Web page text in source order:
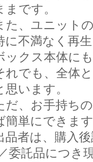
まです。
た、ユニット
に不満なく再
ックス本体に
れでも、全体
思います。
だ、お手持ち
簡単にできま
品者は、購入
委託品につき